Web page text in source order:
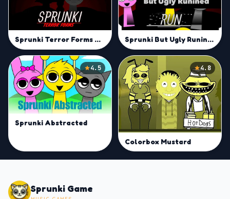
Sprunki Terror Forms Mod Sprunki But Ugly Runined Mod
4.5
Sprunki Abstracted
4.8
Colorbox Mustard
Sprunki Game